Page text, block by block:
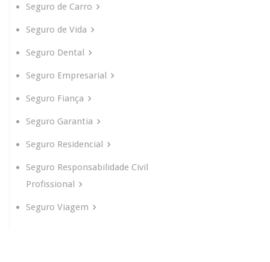
Seguro de Carro
Seguro de Vida
Seguro Dental
Seguro Empresarial
Seguro Fiança
Seguro Garantia
Seguro Residencial
Seguro Responsabilidade Civil
Profissional
Seguro Viagem